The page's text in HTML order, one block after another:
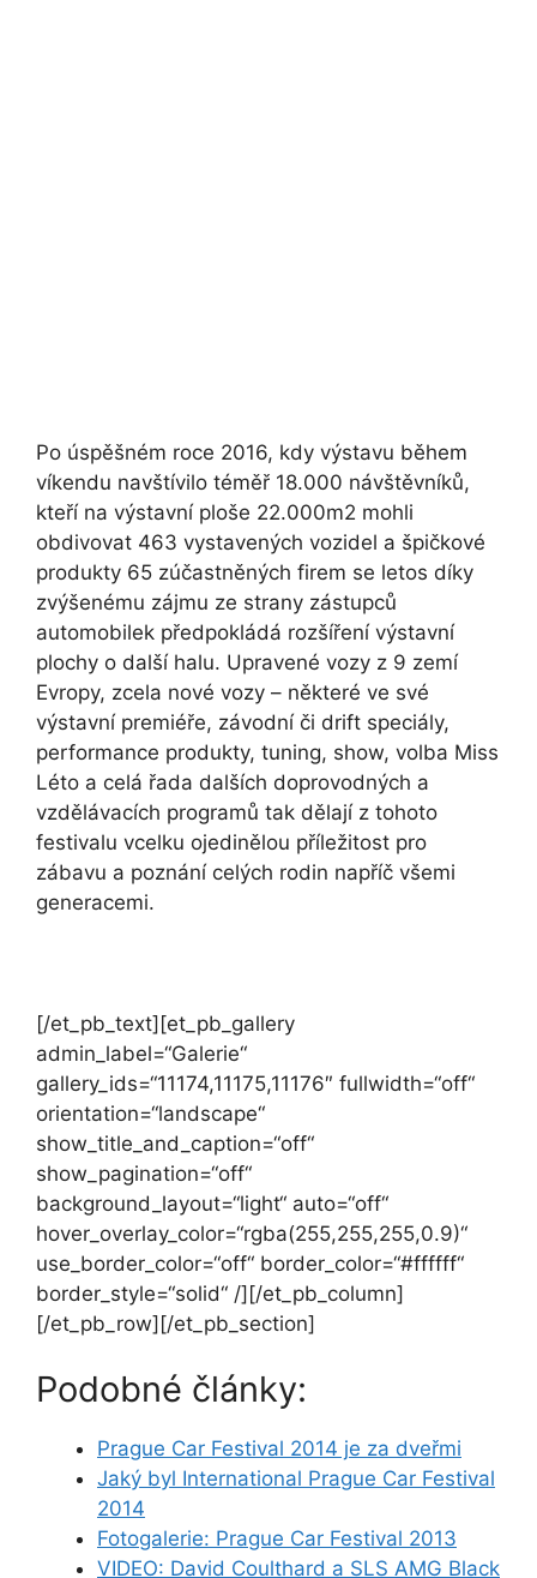
Po úspěšném roce 2016, kdy výstavu během
víkendu navštívilo téměř 18.000 návštěvníků,
kteří na výstavní ploše 22.000m2 mohli
obdivovat 463 vystavených vozidel a špičkové
produkty 65 zúčastněných firem se letos díky
zvýšenému zájmu ze strany zástupců
automobilek předpokládá rozšíření výstavní
plochy o další halu. Upravené vozy z 9 zemí
Evropy, zcela nové vozy – některé ve své
výstavní premiéře, závodní či drift speciály,
performance produkty, tuning, show, volba Miss
Léto a celá řada dalších doprovodných a
vzdělávacích programů tak dělají z tohoto
festivalu vcelku ojedinělou příležitost pro
zábavu a poznání celých rodin napříč všemi
generacemi.
[/et_pb_text][et_pb_gallery
admin_label=“Galerie“
gallery_ids=“11174,11175,11176″ fullwidth=“off“
orientation=“landscape“
show_title_and_caption=“off“
show_pagination=“off“
background_layout=“light“ auto=“off“
hover_overlay_color=“rgba(255,255,255,0.9)“
use_border_color=“off“ border_color=“#ffffff“
border_style=“solid“ /][/et_pb_column]
[/et_pb_row][/et_pb_section]
Podobné články:
Prague Car Festival 2014 je za dveřmi
Jaký byl International Prague Car Festival
2014
Fotogalerie: Prague Car Festival 2013
VIDEO: David Coulthard a SLS AMG Black